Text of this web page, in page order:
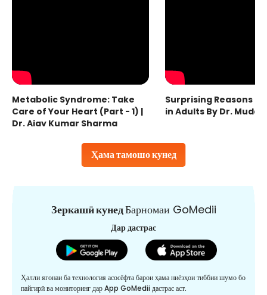
Ҳама тамошо кунед
Metabolic Syndrome: Take
Care of Your Heart (Part - 1) |
Dr. Ajay Kumar Sharma
Surprising Reasons
in Adults By Dr.
Зеркашӣ кунедБарномаи GoMedii
Дар дастрас
Ҳалли ягонаи ба технология асосёфта барои ҳама ниёзҳои тиббии шумо бо
пайгирӣ ва мониторинг дар App GoMedii дастрас аст.